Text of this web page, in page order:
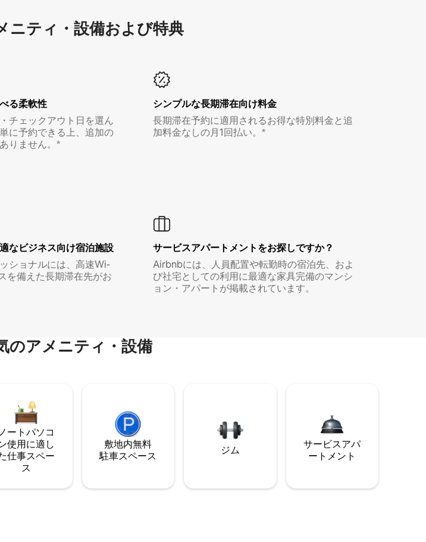
ニ⁠テ⁠ィ⁠・設⁠備⁠および特⁠典
る柔軟性
チェックアウト日を選ん
に予約できる上、追加の
りません。*
シンプルな長期滞在向け料金
長期滞在予約に適用されるお得な特別料金と追
加料金なしの月1回払い。*
なビ⁠ジ⁠ネ⁠ス⁠向⁠け宿⁠泊⁠施⁠設
ショナルには、高速Wi-
を備えた長期滞在先がお
サービスアパートメントをお探しですか？
Airbnbには、人員配置や転勤時の宿泊先、およ
び社宅としての利用に最適な家具完備のマンシ
ョン・アパートが掲載されています。
のアメニティ・設備
ノートパソコ
使用に適し
仕事スペー
ス
敷地内無料
駐⁠車ス⁠ペ⁠ー⁠ス
ジム
サービスアパ
ートメント